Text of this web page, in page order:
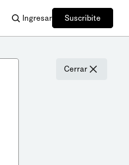
Ingresar Suscribite
Cerrar